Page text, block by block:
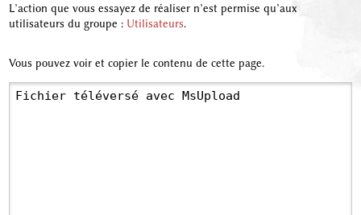
L’action que vous essayez de réaliser n’est permise qu’aux
utilisateurs du groupe : Utilisateurs.
Vous pouvez voir et copier le contenu de cette page.